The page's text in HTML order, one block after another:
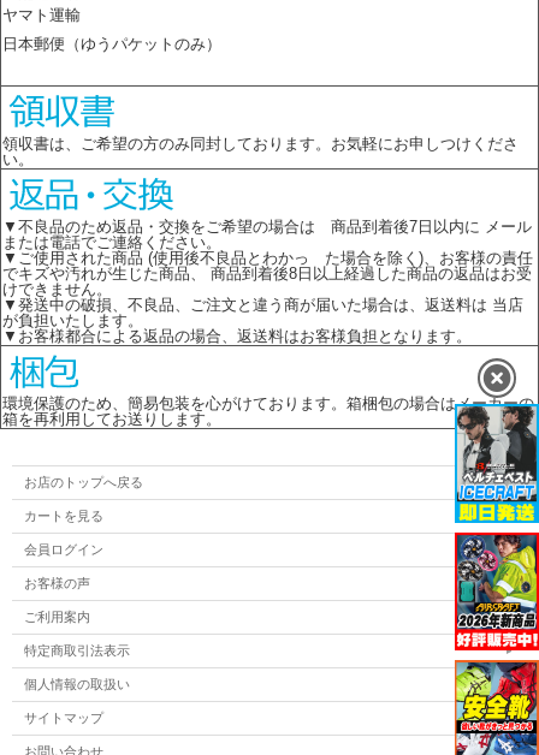
ヤマト運輸
日本郵便（ゆうパケットのみ）
領収書は、ご希望の方のみ同封しております。お気軽にお申しつけくださ
い。
▼不良品のため返品・交換をご希望の場合は 商品到着後7日以内に メール
または電話でご連絡ください。
▼ご使用された商品 (使用後不良品とわかっ た場合を除く)、お客様の責任
でキズや汚れが生じた商品、 商品到着後8日以上経過した商品の返品はお受
けできません。
▼発送中の破損、不良品、ご注文と違う商が届いた場合は、返送料は 当店
が負担いたします。
▼お客様都合による返品の場合、返送料はお客様負担となります。
環境保護のため、簡易包装を心がけております。箱梱包の場合はメーカーの
箱を再利用してお送りします。
お店のトップへ戻る
カートを見る
会員ログイン
お客様の声
ご利用案内
特定商取引法表示
個人情報の取扱い
サイトマップ
お問い合わせ